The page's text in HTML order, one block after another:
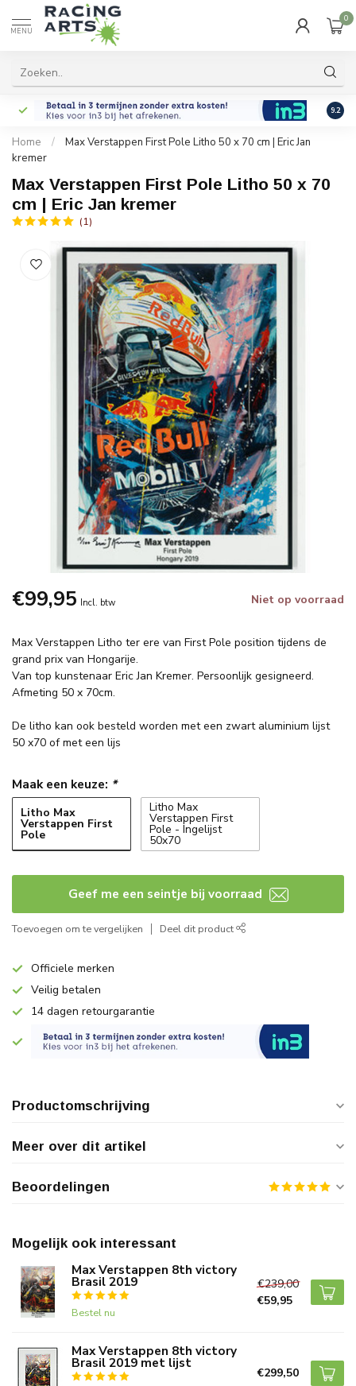
MENU
0
9.2
Home /
Max Verstappen First Pole Litho 50 x 70 cm | Eric Jan
kremer
Max Verstappen First Pole Litho 50 x 70
cm | Eric Jan kremer
(1)
€99,95 Incl. btw Niet op voorraad
Max Verstappen Litho ter ere van First Pole position tijdens de
grand prix van Hongarije.
Van top kunstenaar Eric Jan Kremer. Persoonlijk gesigneerd.
Afmeting 50 x 70cm.
De litho kan ook besteld worden met een zwart aluminium lijst
50 x70 of met een lijs
Maak een keuze: *
Litho Max
Verstappen First
Pole
Litho Max
Verstappen First
Pole - Ingelijst
50x70
Geef me een seintje bij voorraad
Toevoegen om te vergelijken Deel dit product
Officiele merken
Veilig betalen
14 dagen retourgarantie
Productomschrijving
Meer over dit artikel
Beoordelingen
Mogelijk ook interessant
Max Verstappen 8th victory
Brasil 2019
Bestel nu
€239,00
€59,95
Max Verstappen 8th victory
Brasil 2019 met lijst
€299,50